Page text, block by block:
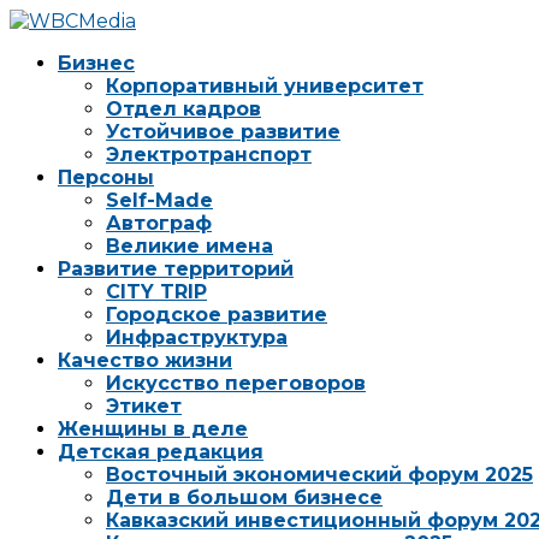
Бизнес
Корпоративный университет
Отдел кадров
Устойчивое развитие
Электротранспорт
Персоны
Self-Made
Автограф
Великие имена
Развитие территорий
CITY TRIP
Городское развитие
Инфраструктура
Качество жизни
Искусство переговоров
Этикет
Женщины в деле
Детская редакция
Восточный экономический форум 2025
Дети в большом бизнесе
Кавказский инвестиционный форум